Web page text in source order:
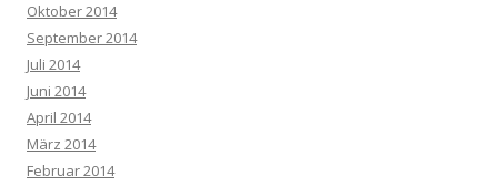
Oktober 2014
September 2014
Juli 2014
Juni 2014
April 2014
März 2014
Februar 2014